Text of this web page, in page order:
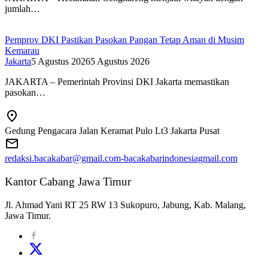
jumlah…
Pemprov DKI Pastikan Pasokan Pangan Tetap Aman di Musim
Kemarau
Jakarta5 Agustus 20265 Agustus 2026
JAKARTA – Pemerintah Provinsi DKI Jakarta memastikan
pasokan…
Gedung Pengacara Jalan Keramat Pulo Lt3 Jakarta Pusat
redaksi.bacakabar@gmail.com-bacakabarindonesiagmail.com
Kantor Cabang Jawa Timur
Jl. Ahmad Yani RT 25 RW 13 Sukopuro, Jabung, Kab. Malang,
Jawa Timur.